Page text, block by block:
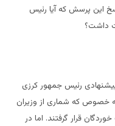
این پرسش که آیا رئیس
داشت؟
مجلس نمایندگان به 17وزیر پیشنهادی رئیس جمهور کرزی
خصوص که شماری از وزیران
قرار گرفتند. اما در